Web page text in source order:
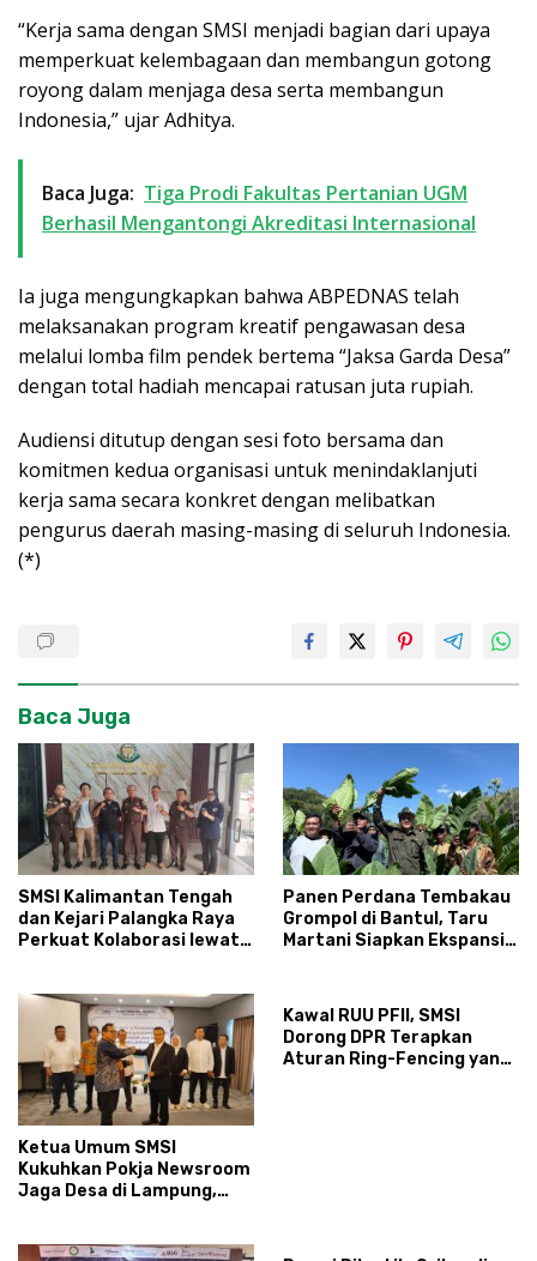
“Kerja sama dengan SMSI menjadi bagian dari upaya
memperkuat kelembagaan dan membangun gotong
royong dalam menjaga desa serta membangun
Indonesia,” ujar Adhitya.
Baca Juga: Tiga Prodi Fakultas Pertanian UGM
Berhasil Mengantongi Akreditasi Internasional
Ia juga mengungkapkan bahwa ABPEDNAS telah
melaksanakan program kreatif pengawasan desa
melalui lomba film pendek bertema “Jaksa Garda Desa”
dengan total hadiah mencapai ratusan juta rupiah.
Audiensi ditutup dengan sesi foto bersama dan
komitmen kedua organisasi untuk menindaklanjuti
kerja sama secara konkret dengan melibatkan
pengurus daerah masing-masing di seluruh Indonesia.
(*)
Baca Juga
SMSI Kalimantan Tengah
dan Kejari Palangka Raya
Perkuat Kolaborasi lewat
Panen Perdana Tembakau
Grompol di Bantul, Taru
Martani Siapkan Ekspansi
Ketua Umum SMSI
Kukuhkan Pokja Newsroom
Jaga Desa di Lampung,
Kawal RUU PFII, SMSI
Dorong DPR Terapkan
Aturan Ring-Fencing yang